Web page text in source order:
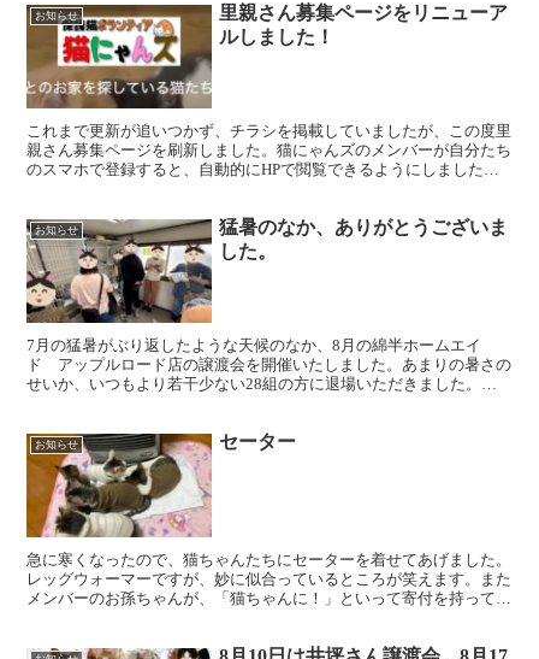
お知らせ
里親さん募集ページをリニューア
ルしました！
これまで更新が追いつかず、チラシを掲載していましたが、この度里
親さん募集ページを刷新しました。猫にゃんズのメンバーが自分たち
のスマホで登録すると、自動的にHPで閲覧できるようにしました。
お知らせ
猛暑のなか、ありがとうございま
した。
7月の猛暑がぶり返したような天候のなか、8月の綿半ホームエイ
ド アップルロード店の譲渡会を開催いたしました。あまりの暑さの
せいか、いつもより若干少ない28組の方に退場いただきました。今
お知らせ セーター
急に寒くなったので、猫ちゃんたちにセーターを着せてあげました。
レッグウォーマーですが、妙に似合っているところが笑えます。また
メンバーのお孫ちゃんが、「猫ちゃんに！」といって寄付を持って来